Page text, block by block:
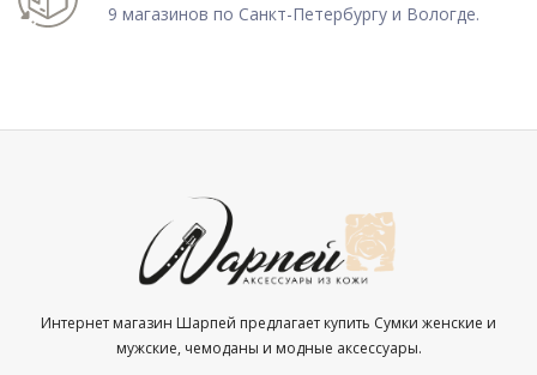
9 магазинов по Санкт-Петербургу и Вологде.
Интернет магазин Шарпей предлагает купить Сумки женские и
мужские, чемоданы и модные аксессуары.